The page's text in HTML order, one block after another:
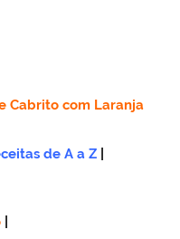
Cabrito com Laranja
de A a Z